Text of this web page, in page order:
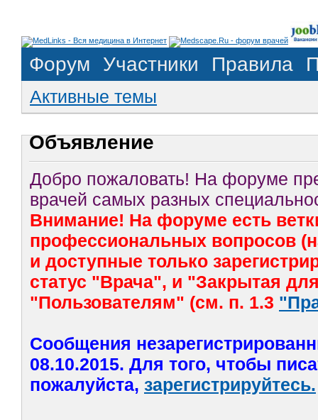
Форум Участники Правила
Активные темы
Объявление
Добро пожаловать! На форуме
врачей самых разных
Внимание! На форуме есть
профессиональных вопросов
и доступные только
статус "Врача", и "Закрытая
"Пользователям" (см. п. 1.3
Сообщения
08.10.2015. Для того, чтобы
пожалуйста, зарегистрируйтесь.